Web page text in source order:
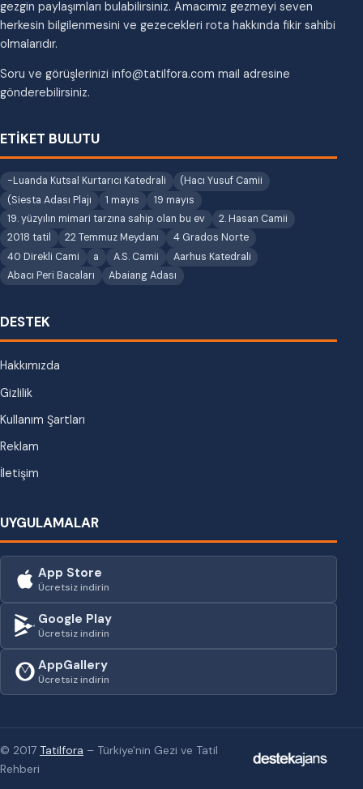
gezgin paylaşımları bulabilirsiniz. Amacımız gezmeyi seven
herkesin bilgilenmesini ve gezecekleri rota hakkında fikir sahibi
olmalarıdır.
Soru ve görüşlerinizi info@tatilfora.com mail adresine
gönderebilirsiniz.
ETİKET BULUTU
-Luanda Kutsal Kurtarıcı Katedrali
(Hacı Yusuf Camii
(Siesta Adası Plajı
1 mayıs
19 mayıs
19. yüzyılın mimari tarzına sahip olan bu ev
2. Hasan Camii
2018 tatil
22 Temmuz Meydanı
4 Grados Norte
40 Direkli Cami
a A.S. Camii
Aarhus Katedrali
Abacı Peri Bacaları
Abaiang Adası
DESTEK
Hakkımızda
Gizlilik
Kullanım Şartları
Reklam
İletişim
UYGULAMALAR
App Store
Ücretsiz indirin
Google Play
Ücretsiz indirin
AppGallery
Ücretsiz indirin
© 2017 Tatilfora – Türkiye'nin Gezi ve Tatil
Rehberi